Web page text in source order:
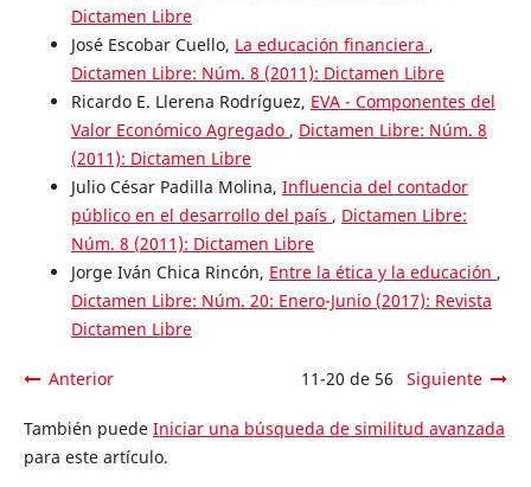
Dictamen Libre
José Escobar Cuello, La educación financiera ,
Dictamen Libre: Núm. 8 (2011): Dictamen Libre
Ricardo E. Llerena Rodríguez, EVA - Componentes del
Valor Económico Agregado , Dictamen Libre: Núm. 8
(2011): Dictamen Libre
Julio César Padilla Molina, Influencia del contador
público en el desarrollo del país , Dictamen Libre:
Núm. 8 (2011): Dictamen Libre
Jorge Iván Chica Rincón, Entre la ética y la educación ,
Dictamen Libre: Núm. 20: Enero-Junio (2017): Revista
Dictamen Libre
Anterior 11-20 de 56 Siguiente
También puede Iniciar una búsqueda de similitud avanzada
para este artículo.